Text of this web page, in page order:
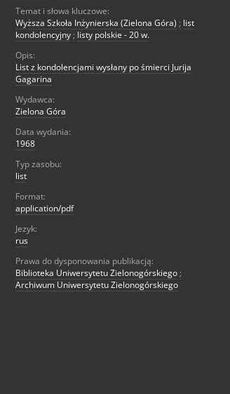
Temat i słowa kluczowe:
Wyższa Szkoła Inżynierska (Zielona Góra) ; list
kondolencyjny ; listy polskie - 20 w.
Opis:
List z kondolencjami wysłany po śmierci Jurija
Gagarina
Wydawca:
Zielona Góra
Data wydania:
1968
Typ zasobu:
list
Format:
application/pdf
Jezyk:
rus
Prawa do dysponowania publikacją:
Biblioteka Uniwersytetu Zielonogórskiego ;
Archiwum Uniwersytetu Zielonogórskiego